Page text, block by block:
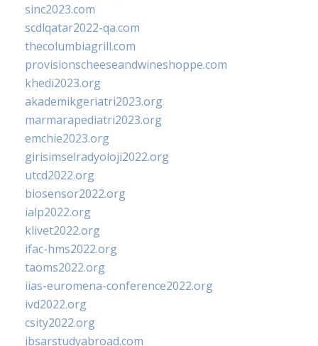
sinc2023.com
scdlqatar2022-qa.com
thecolumbiagrill.com
provisionscheeseandwineshoppe.com
khedi2023.org
akademikgeriatri2023.org
marmarapediatri2023.org
emchie2023.org
girisimselradyoloji2022.org
utcd2022.org
biosensor2022.org
ialp2022.org
klivet2022.org
ifac-hms2022.org
taoms2022.org
iias-euromena-conference2022.org
ivd2022.org
csity2022.org
ibsarstudyabroad.com